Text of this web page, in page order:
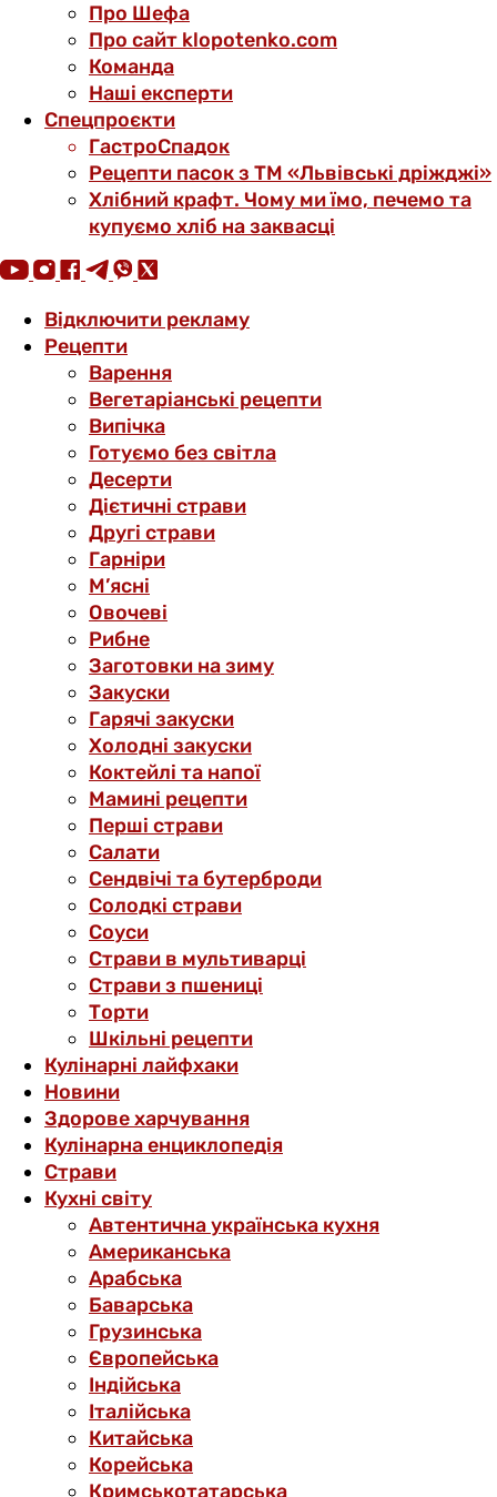
Про Шефа
Про сайт klopotenko.com
Команда
Наші експерти
Спецпроєкти
ГастроСпадок
Рецепти пасок з ТМ «Львівські дріжджі»
Хлібний крафт. Чому ми їмо, печемо та
купуємо хліб на заквасці
Відключити рекламу
Рецепти
Варення
Вегетаріанські рецепти
Випічка
Готуємо без світла
Десерти
Дієтичні страви
Другі страви
Гарніри
М’ясні
Овочеві
Рибне
Заготовки на зиму
Закуски
Гарячі закуски
Холодні закуски
Коктейлі та напої
Мамині рецепти
Перші страви
Салати
Сендвічі та бутерброди
Солодкі страви
Соуси
Страви в мультиварці
Страви з пшениці
Торти
Шкільні рецепти
Кулінарні лайфхаки
Новини
Здорове харчування
Кулінарна енциклопедія
Страви
Кухні світу
Автентична українська кухня
Американська
Арабська
Баварська
Грузинська
Європейська
Індійська
Італійська
Китайська
Корейська
Кримськотатарська